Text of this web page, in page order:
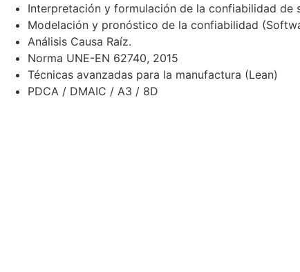
Interpretación y formulación de la confiabilidad de
Modelación y pronóstico de la confiabilidad
Análisis Causa Raíz.
Norma UNE-EN 62740, 2015
Técnicas avanzadas para la manufactura (Lean)
PDCA / DMAIC / A3 / 8D